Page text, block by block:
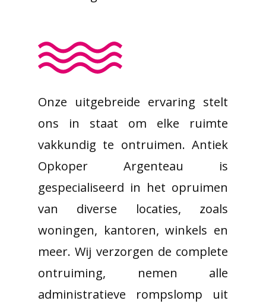
Onze uitgebreide ervaring stelt
ons in staat om elke ruimte
vakkundig te ontruimen. Antiek
Opkoper Argenteau is
gespecialiseerd in het opruimen
van diverse locaties, zoals
woningen, kantoren, winkels en
meer. Wij verzorgen de complete
ontruiming, nemen alle
administratieve rompslomp uit